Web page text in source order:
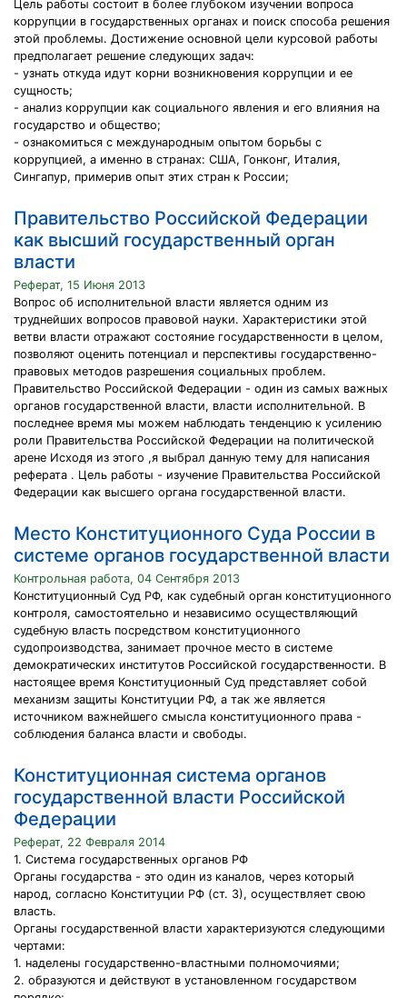
Цель работы состоит в более глубоком изучении вопроса
коррупции в государственных органах и поиск способа решения
этой проблемы. Достижение основной цели курсовой работы
предполагает решение следующих задач:
- узнать откуда идут корни возникновения коррупции и ее
сущность;
- анализ коррупции как социального явления и его влияния на
государство и общество;
- ознакомиться с международным опытом борьбы с
коррупцией, а именно в странах: США, Гонконг, Италия,
Сингапур, примерив опыт этих стран к России;
Правительство Российской Федерации
как высший государственный орган
власти
Реферат, 15 Июня 2013
Вопрос об исполнительной власти является одним из
труднейших вопросов правовой науки. Характеристики этой
ветви власти отражают состояние государственности в целом,
позволяют оценить потенциал и перспективы государственно-
правовых методов разрешения социальных проблем.
Правительство Российской Федерации - один из самых важных
органов государственной власти, власти исполнительной. В
последнее время мы можем наблюдать тенденцию к усилению
роли Правительства Российской Федерации на политической
арене Исходя из этого ,я выбрал данную тему для написания
реферата . Цель работы - изучение Правительства Российской
Федерации как высшего органа государственной власти.
Место Конституционного Суда России в
системе органов государственной власти
Контрольная работа, 04 Сентября 2013
Конституционный Суд РФ, как судебный орган конституционного
контроля, самостоятельно и независимо осуществляющий
судебную власть посредством конституционного
судопроизводства, занимает прочное место в системе
демократических институтов Российской государственности. В
настоящее время Конституционный Суд представляет собой
механизм защиты Конституции РФ, а так же является
источником важнейшего смысла конституционного права -
соблюдения баланса власти и свободы.
Конституционная система органов
государственной власти Российской
Федерации
Реферат, 22 Февраля 2014
1. Система государственных органов РФ
Органы государства - это один из каналов, через который
народ, согласно Конституции РФ (ст. З), осуществляет свою
власть.
Органы государственной власти характеризуются следующими
чертами:
1. наделены государственно-властными полномочиями;
2. образуются и действуют в установленном государством